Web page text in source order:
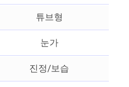
튜브형
눈가
진정/보습